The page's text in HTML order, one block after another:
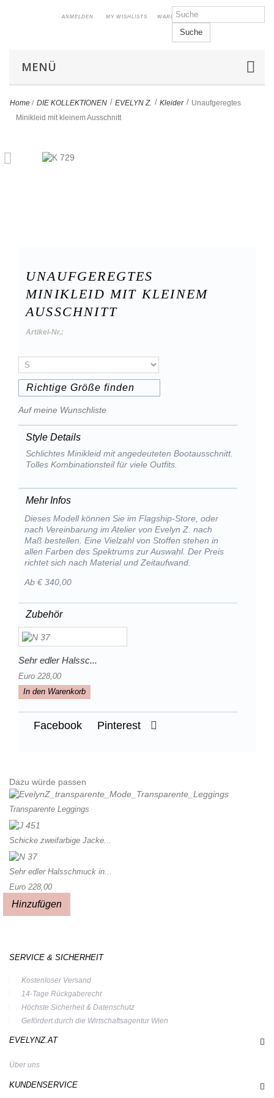
WARENKORB
MY WISHLISTS
ANMELDEN
Suche
MENÜ
Home / DIE KOLLEKTIONEN > EVELYN Z. > Kleider > Unaufgeregtes
Minikleid mit kleinem Ausschnitt
UNAUFGEREGTES
MINIKLEID MIT KLEINEM
AUSSCHNITT
Artikel-Nr.:
Richtige Größe finden
Auf meine Wunschliste
Style Details
Schlichtes Minikleid mit angedeuteten Bootausschnitt.
Tolles Kombinationsteil für viele Outfits.
Mehr Infos
Dieses Modell können Sie im Flagship-Store, oder
nach Vereinbarung im Atelier von Evelyn Z. nach
Maß bestellen. Eine Vielzahl von Stoffen stehen in
allen Farben des Spektrums zur Auswahl. Der Preis
richtet sich nach Material und Zeitaufwand.
Ab € 340,00
Zubehör
Sehr edler Halssc...
Euro 228,00
In den Warenkorb
Facebook Pinterest
Dazu würde passen
Transparente Leggings
Schicke zweifarbige Jacke...
Sehr edler Halsschmuck in...
Euro 228,00
Hinzufügen
SERVICE & SICHERHEIT
Kostenloser Versand
14-Tage Rückgaberecht
Höchste Sicherheit & Datenschutz
Gefördert durch die Wirtschaftsagentur Wien
EVELYNZ.AT
Über uns
KUNDENSERVICE